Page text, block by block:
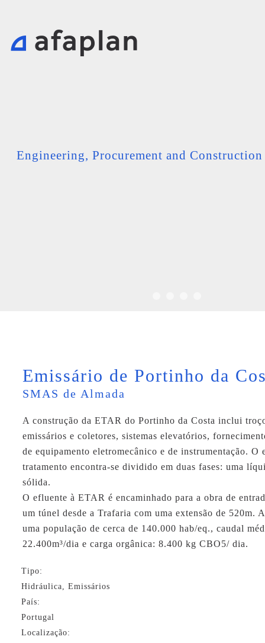
Engineering, Procurement and Construction
Emissário de Portinho da
SMAS de Almada
A construção da ETAR do Portinho da Costa inclui
emissários e coletores, sistemas elevatórios,
de equipamento eletromecânico e de instrumentação. O
tratamento encontra-se dividido em duas fases: uma
sólida.
O efluente à ETAR é encaminhado para a obra de
um túnel desde a Trafaria com uma extensão de 520m.
uma população de cerca de 140.000 hab/eq., caudal
22.400m³/dia e carga orgânica: 8.400 kg CBO5/ dia.
Tipo:
Hidráulica, Emissários
País:
Portugal
Localização: